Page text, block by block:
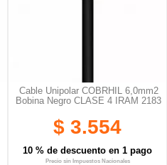
Cable Unipolar COBRHIL 6,0mm2
Bobina Negro CLASE 4 IRAM 2183
$ 3.554
10 % de descuento en 1 pago
Precio sin Impuestos Nacionales